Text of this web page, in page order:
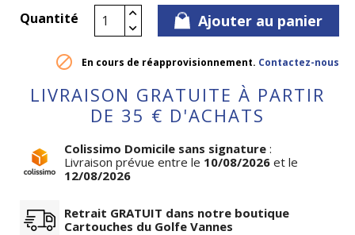
Quantité Ajouter au panier
 En cours de réapprovisionnement. Contactez-nous
LIVRAISON GRATUITE À PARTIR
DE 35 € D'ACHATS
Colissimo Domicile sans signature :
Livraison prévue entre le 10/08/2026 et le
12/08/2026
Retrait GRATUIT dans notre boutique
Cartouches du Golfe Vannes